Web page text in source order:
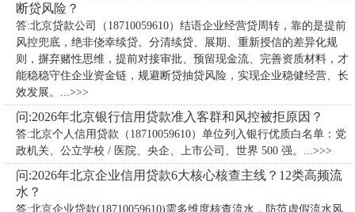
断贷风险？
答:北京贷款公司（18710059610）​结语企业经营贷周转，靠的是提前
风控兜底，绝非侥幸续贷。分清续贷、展期、重新授信的差异化规
则，摒弃赌性思维，提前对接审批、预留现金流、完善资质材料，才
能稳稳守住企业资金链，规避断贷抽贷风险，实现企业稳健经营、长
效发展。...>>>
问:2026年北京银行信用贷款准入客群和风控被拒原因？
答:北京个人信用贷款（18710059610）单位列入银行优质白名单：党
政机关、公立学校 / 医院、央企、上市公司、世界 500 强。...>>>
问:2026年北京企业信用贷款6大核心核查主线？12类高频流
水？
答:北京企业贷款(18710059610)需多维度核查流水，防范虚假流水风